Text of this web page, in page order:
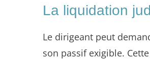
La liquidation
Le dirigeant peut
son passif exigible.